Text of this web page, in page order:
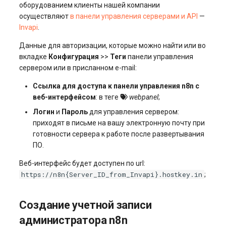
оборудованием клиенты нашей компании
осуществляютв панели управления серверами и API —
Invapi
Данные для авторизации, которые можно найти или во
вкладке Конфигурация >> Теги панели управления
сервером или в присланном e-mail:
Ссылка для доступа к панели управления n8n с
веб-интерфейсом: в теге webpanel;
Логин и Парольдля управления сервером:
приходят в письме на вашу электронную почту при
готовности сервера к работе после развертывания
ПО.
Веб-интерфейс будет доступен по url:
https://n8n{Server_ID_from_Invapi}.hostkey.in ;
Создание учетной записи
администратора n8n